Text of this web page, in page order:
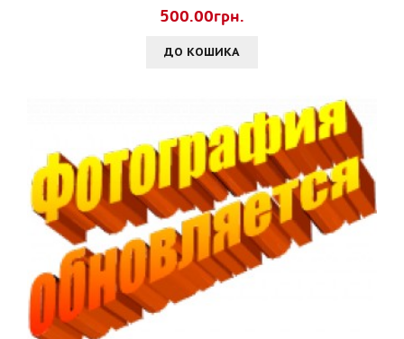
500.00грн.
ДО КОШИКА